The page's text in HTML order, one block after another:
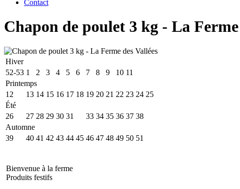
Contact
Chapon de poulet 3 kg - La Ferme
Hiver
52-53 1 2 3 4 5 6 7 8 9 10 11
Printemps
12
13 14 15 16 17 18 19 20 21 22 23 24 25
Été
26
27 28 29 30 31 33 34 35 36 37 38
Automne
39
40 41 42 43 44 45 46 47 48 49 50 51
Bienvenue à la ferme
Produits festifs